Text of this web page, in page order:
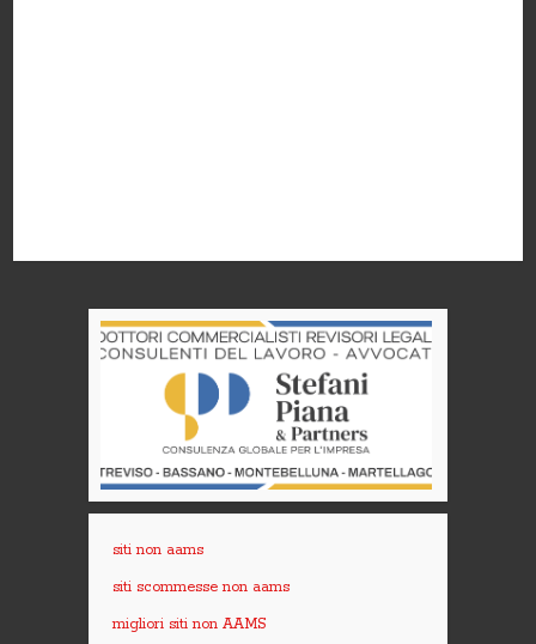
siti non aams
siti scommesse non aams
migliori siti non AAMS